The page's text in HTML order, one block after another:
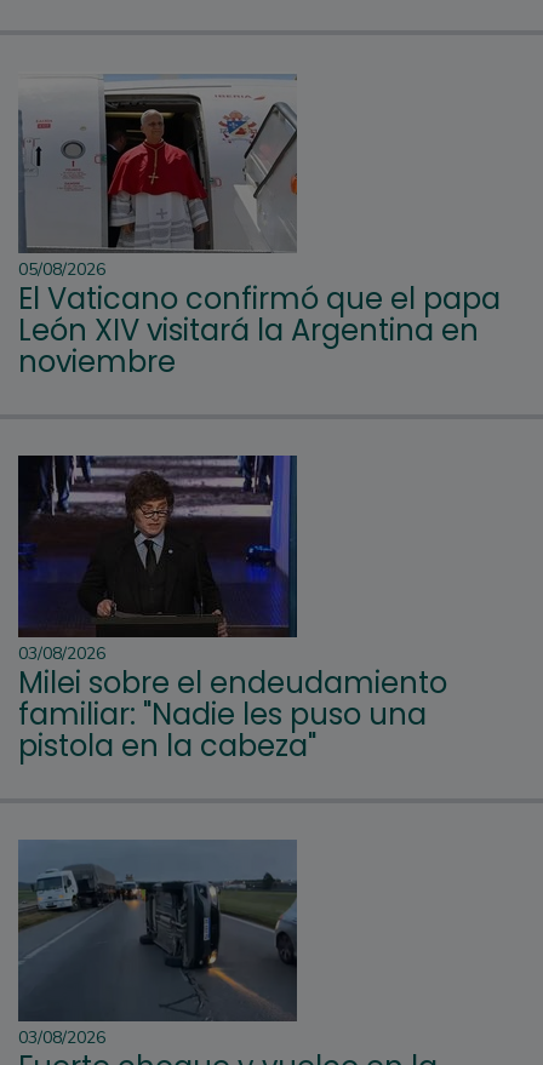
05/08/2026
El Vaticano confirmó que el papa
León XIV visitará la Argentina en
noviembre
03/08/2026
Milei sobre el endeudamiento
familiar: "Nadie les puso una
pistola en la cabeza"
03/08/2026